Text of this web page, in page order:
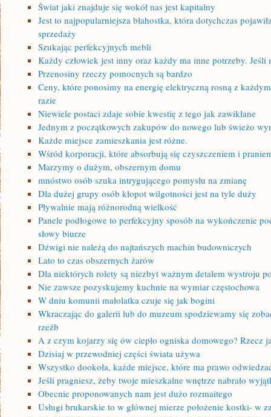
Świat jaki znajduje się wokół nas jest kapitalny
Jest to najpopularniejsza błahostka, która dotychczas
sprzedaży
Szukając perfekcyjnych mebli
Każdy człowiek jest inny oraz każdy ma inne potrzeby. Jeśli
Przenosiny rzeczy pomocnych są bardzo
Ceny, które ponosimy na energię elektryczną rosną z
razie
Niewiele postaci zdaje sobie kwestię z tego jak zawikłane
Jednym z początkowych zakupów do nowego lub świeżo
Każde miejsce zamieszkania jest różne.
Wśród korporacji, które absorbują się czyszczeniem i
Marzymy o dużym, obszernym domu
mnóstwo osób szuka intrygującego pomysłu na zmianę
Dla dużej grupy osób kłopot wilgotności jest na tyle duży
Pływalnie mają różnorodną wielkość
Panele podłogowe to perfekcyjny sposób na wykończenie
słowy biurze
Dźwigi nie należą do najtańszych machin budowniczych
Lato to czas obszernych żarów
Dla niektórych rolety są niezbyt ważnym detalem wystroju
Nie zawsze pozyskujemy kuchnie na wymiar częstochowa
W dniu komunii małolatka czuje się jak bogini
Wkraczając do galerii lub do muzeum spodziewamy się
rzeźb
A z czym kojarzy się ów ciepło ogniska domowego? Rzecz
Dzisiaj w przewodniej części świata używa
Wszystko dookoła, każde miejsce, które ma prawo
Jeśli pragniesz, żeby twoje mieszkalne wnętrze nabrało
Obecnie proponowanych nam jest dużo rozmaitego
Usługi brukarskie to w głównej mierze położenie kostki- w